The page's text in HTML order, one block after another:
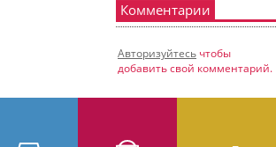
Комментарии
Авторизуйтесь чтобы
добавить свой комментарий.